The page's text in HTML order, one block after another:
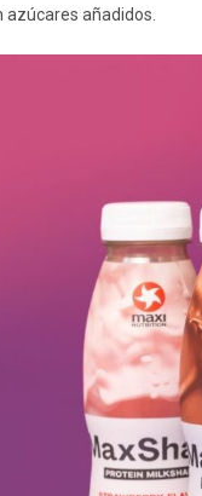
azúcares añadidos.